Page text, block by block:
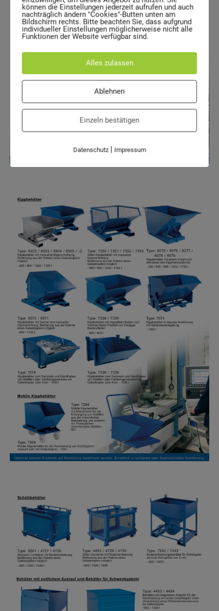
können die Einstellungen jederzeit aufrufen und auch
nachträglich ändern "Cookies"-Butten unten am
Bildschirm rechts. Bitte beachten Sie, dass aufgrund
individueller Einstellungen möglicherweise nicht alle
Funktionen der Website verfügbar sind.
Alles zulassen
Ablehnen
Einzeln bestätigen
Datenschutz| Impressum